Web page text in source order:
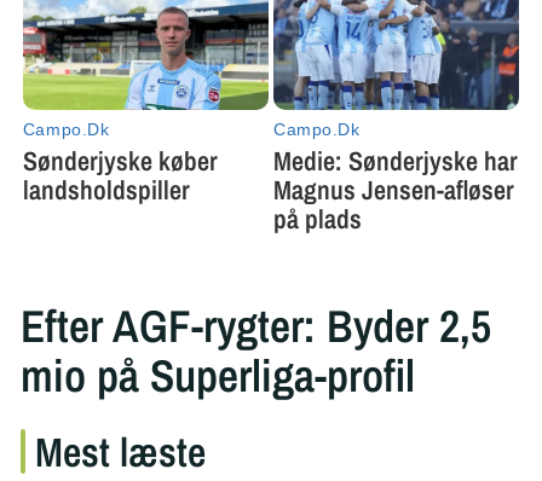
Efter AGF-rygter: Byder 2,5
mio på Superliga-profil
Mest læste